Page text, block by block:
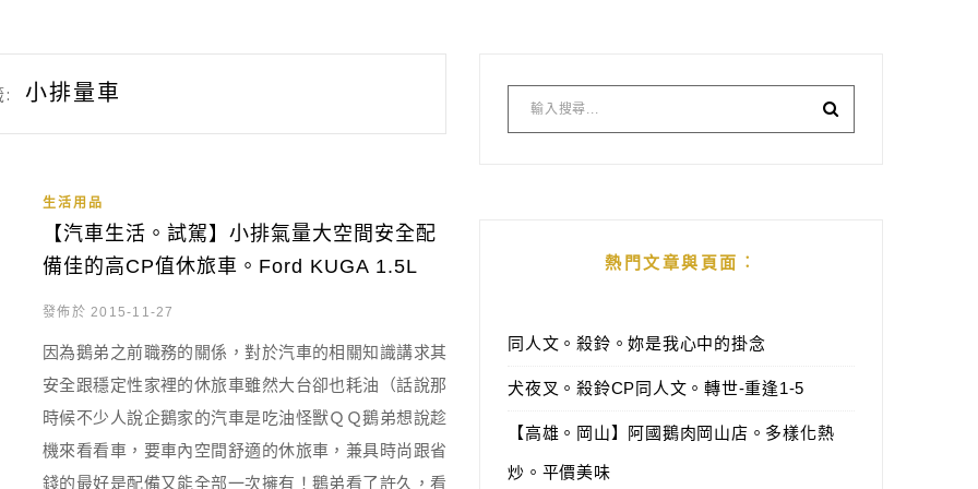
: 小排量車
生活用品
【汽車生活。試駕】小排氣量大空間安全配
備佳的高CP值休旅車。Ford KUGA 1.5L
發佈於 2015-11-27
因為鵝弟之前職務的關係，對於汽車的相關知識講求其
安全跟穩定性家裡的休旅車雖然大台卻也耗油（話說那
時候不少人說企鵝家的汽車是吃油怪獸ＱＱ鵝弟想說趁
機來看看車，要車內空間舒適的休旅車，兼具時尚跟省
錢的最好是配備又能全部一次擁有！鵝弟看了許久，看
熱門文章與頁面︰
同人文。殺鈴。妳是我心中的掛念
犬夜叉。殺鈴CP同人文。轉世-重逢1-5
【高雄。岡山】阿國鵝肉岡山店。多樣化熱
炒。平價美味